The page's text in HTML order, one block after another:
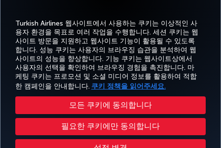
Turkish Airlines 웹사이트에서 사용하는 쿠키는 이상적인 사
용자 환경을 목표로 여러 작업을 수행합니다. 세션 쿠키는 웹
사이트 방문을 지원하고 웹사이트 기능이 활용될 수 있도록
합니다. 성능 쿠키는 사용자의 브라우징 습관을 분석하여 웹
사이트의 성능을 향상합니다. 기능 쿠키는 웹사이트상에서
사용자의 선택을 확인하여 브라우징 경험을 촉진합니다. 마
케팅 쿠키는 프로모션 및 소셜 미디어 정보를 활용하여 적합
한 캠페인을 안내합니다. 쿠키 정책을 읽어주세요.
모든 쿠키에 동의합니다
필요한 쿠키에만 동의합니다